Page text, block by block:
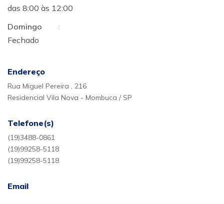
das 8:00 às 12:00
Domingo
:
Fechado
Endereço
Rua Miguel Pereira , 216
Residencial Vila Nova - Mombuca / SP
Telefone(s)
(19)3488-0861
(19)99258-5118
(19)99258-5118
Email